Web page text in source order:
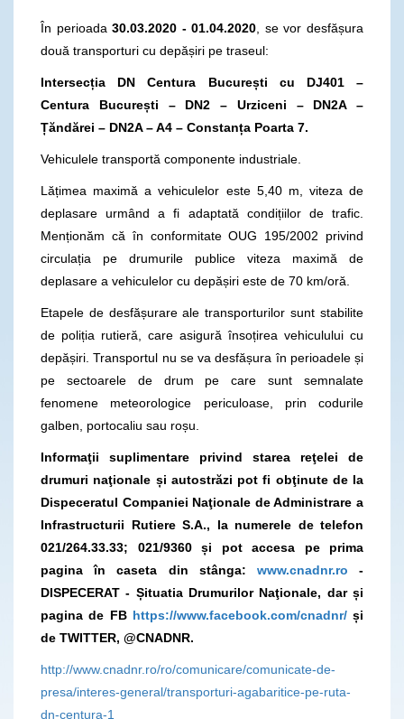
În perioada30.03.2020 - 01.04.2020 , se vor desfășura
două transporturi cu depășiri pe traseul:
Intersecția DN Centura București cu DJ401 –
Centura București – DN2 – Urziceni – DN2A –
Țăndărei – DN2A – A4 – Constanța Poarta 7.
Vehiculele transportă componente industriale.
Lățimea maximă a vehiculelor este 5,40 m, viteza de
deplasare urmând a fi adaptată condițiilor de trafic.
Menționăm că în conformitate OUG 195/2002 privind
circulația pe drumurile publice viteza maximă de
deplasare a vehiculelor cu depășiri este de 70 km/oră.
Etapele de desfășurare ale transporturilor sunt stabilite
de poliția rutieră, care asigură însoțirea vehiculului cu
depășiri. Transportul nu se va desfășura în perioadele și
pe sectoarele de drum pe care sunt semnalate
fenomene meteorologice periculoase, prin codurile
galben, portocaliu sau roșu.
Informaţii suplimentare privind starea reţelei de
drumuri naţionale și autostrăzi pot fi obţinute de la
Dispeceratul Companiei Naţionale de Administrare a
Infrastructurii Rutiere S.A., la numerele de telefon
021/264.33.33; 021/9360 și pot accesa pe prima
pagina în caseta din stânga: www.cnadnr.ro -
DISPECERAT - Șituatia Drumurilor Naţionale, dar și
pagina de FB https://www.facebook.com/cnadnr/și
de TWITTER, @CNADNR.
http://www.cnadnr.ro/ro/comunicare/comunicate-de-
presa/interes-general/transporturi-agabaritice-pe-ruta-
dn-centura-1